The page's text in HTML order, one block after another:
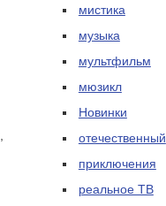
мистика
музыка
мультфильм
мюзикл
Новинки
отечественный
приключения
реальное ТВ